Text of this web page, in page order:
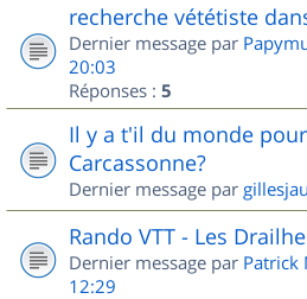
recherche vététiste
Dernier message par
20:03
Réponses : 5
Il y a t'il du monde
Carcassonne?
Dernier message par
Rando VTT - Les
Dernier message par Patrick
12:29